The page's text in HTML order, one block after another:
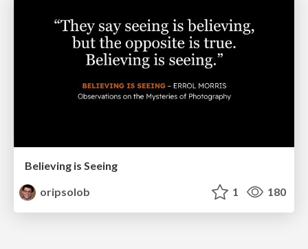
Believing is Seeing
oripsolob
1 180